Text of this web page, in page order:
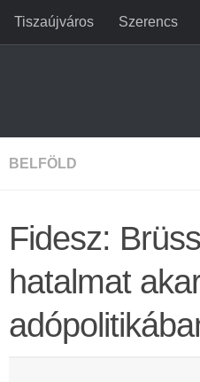
Tiszaújváros Szerencs
BELFÖLD
Fidesz:
hatalmat